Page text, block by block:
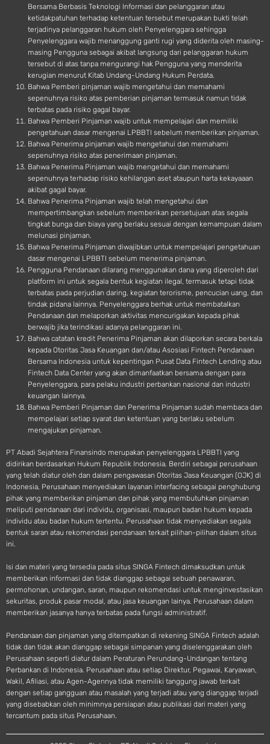
Bersama Berbasis Teknologi Informasi dan pelanggaran atau
ketidakpatuhan terhadap ketentuan tersebut merupakan bukti telah
terjadinya pelanggaran hukum oleh Penyelenggara sehingga
Penyelenggara wajib menanggung ganti rugi yang diderita oleh masing-
masing Pengguna sebagai akibat langsung dari pelanggaran hukum
tersebut di atas tanpa mengurangi hak Pengguna yang menderita
kerugian menurut Kitab Undang-Undang Hukum Perdata.
Bahwa Pemberi pinjaman wajib mengetahui dan memahami
sepenuhnya risiko atas pemberian pinjaman termasuk namun tidak
terbatas pada risiko gagal bayar.
Bahwa Pemberi Pinjaman wajib untuk mempelajari dan memiliki
pengetahuan dasar mengenai LPBBTI sebelum memberikan pinjaman.
Bahwa Penerima pinjaman wajib mengetahui dan memahami
sepenuhnya risiko atas penerimaan pinjaman.
Bahwa Penerima Pinjaman wajib mengetahui dan memahami
sepenuhnya terhadap risiko kehilangan aset ataupun harta kekayaaan
akibat gagal bayar.
Bahwa Penerima Pinjaman wajib telah mengetahui dan
mempertimbangkan sebelum memberikan persetujuan atas segala
tingkat bunga dan biaya yang berlaku sesuai dengan kemampuan dalam
melunasi pinjaman.
Bahwa Penerima Pinjaman diwajibkan untuk mempelajari pengetahuan
dasar mengenai LPBBTI sebelum menerima pinjaman.
Pengguna Pendanaan dilarang menggunakan dana yang diperoleh dari
platform ini untuk segala bentuk kegiatan ilegal, termasuk tetapi tidak
terbatas pada perjudian daring, kegiatan terorisme, pencucian uang, dan
tindak pidana lainnya. Penyelenggara berhak untuk membatalkan
Pendanaan dan melaporkan aktivitas mencurigakan kepada pihak
berwajib jika terindikasi adanya pelanggaran ini.
Bahwa catatan kredit Penerima Pinjaman akan dilaporkan secara berkala
kepada Otoritas Jasa Keuangan dan/atau Asosiasi Fintech Pendanaan
Bersama Indonesia untuk kepentingan Pusat Data Fintech Lending atau
Fintech Data Center yang akan dimanfaatkan bersama dengan para
Penyelenggara, para pelaku industri perbankan nasional dan industri
keuangan lainnya.
Bahwa Pemberi Pinjaman dan Penerima Pinjaman sudah membaca dan
mempelajari setiap syarat dan ketentuan yang berlaku sebelum
mengajukan pinjaman.
PT Abadi Sejahtera Finansindo merupakan penyelenggara LPBBTI yang
didirikan berdasarkan Hukum Republik Indonesia. Berdiri sebagai perusahaan
yang telah diatur oleh dan dalam pengawasan Otoritas Jasa Keuangan (OJK) di
Indonesia, Perusahaan menyediakan layanan interfacing sebagai penghubung
pihak yang memberikan pinjaman dan pihak yang membutuhkan pinjaman
meliputi pendanaan dari individu, organisasi, maupun badan hukum kepada
individu atau badan hukum tertentu. Perusahaan tidak menyediakan segala
bentuk saran atau rekomendasi pendanaan terkait pilihan-pilihan dalam situs
ini.
Isi dan materi yang tersedia pada situs SINGA Fintech dimaksudkan untuk
memberikan informasi dan tidak dianggap sebagai sebuah penawaran,
permohonan, undangan, saran, maupun rekomendasi untuk menginvestasikan
sekuritas, produk pasar modal, atau jasa keuangan lainya. Perusahaan dalam
memberikan jasanya hanya terbatas pada fungsi administratif.
Pendanaan dan pinjaman yang ditempatkan di rekening SINGA Fintech adalah
tidak dan tidak akan dianggap sebagai simpanan yang diselenggarakan oleh
Perusahaan seperti diatur dalam Peraturan Perundang-Undangan tentang
Perbankan di Indonesia. Perusahaan atau setiap Direktur, Pegawai, Karyawan,
Wakil, Afiliasi, atau Agen-Agennya tidak memiliki tanggung jawab terkait
dengan setiap gangguan atau masalah yang terjadi atau yang dianggap terjadi
yang disebabkan oleh minimnya persiapan atau publikasi dari materi yang
tercantum pada situs Perusahaan.